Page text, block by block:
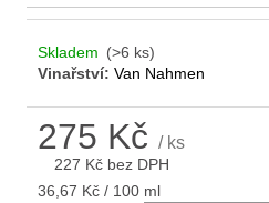
Skladem (>6 ks)
Vinařství:Van Nahmen
275 Kč/ ks
227 Kč bez DPH
Měrná
36,67 Kč / 100 ml